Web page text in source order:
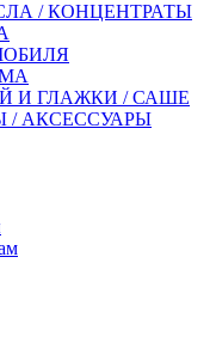
/ КОНЦЕНТРАТЫ
И ГЛАЖКИ / САШЕ
/ АКСЕССУАРЫ